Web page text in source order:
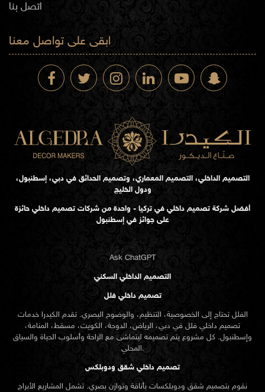
اتصل بنا
ابقى على تواصل معنا
التصميم الداخلي، التصميم المعماري، وتصميم الحدائق في دبي، إسطنبول،
ودول الخليج
أفضل شركة تصميم داخلي في تركيا - واحدة من شركات تصميم داخلي حائزة
على جوائز في إسطنبول
Ask ChatGPT
التصميم الداخلي السكني
تصميم داخلي فلل
الفلل تحتاج إلى الخصوصية، التنظيم، والوضوح البصري. تقدم الكيدرا خدمات
تصميم داخلي فلل في دبي، الرياض، الدوحة، الكويت، مسقط، المنامة،
وإسطنبول. كل مشروع يتم تصميمه ليتماشى مع الراحة وأسلوب الحياة والسياق
المحلي.
تصميم داخلي شقق ودوبلكس
نقوم بتصميم شقق ودوبلكسات بأناقة وتوازن بصري. تشمل المشاريع الأبراج